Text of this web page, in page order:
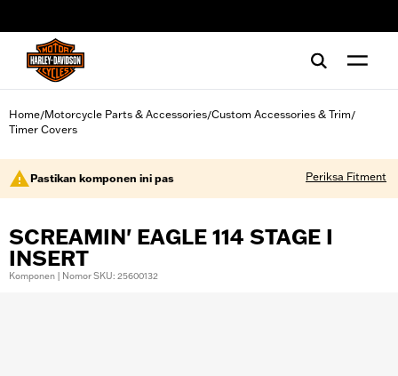
Home/Motorcycle Parts & Accessories/Custom Accessories & Trim/
Timer Covers
Pastikan komponen ini pas Periksa Fitment
SCREAMIN' EAGLE 114 STAGE I
INSERT
Komponen | Nomor SKU: 25600132